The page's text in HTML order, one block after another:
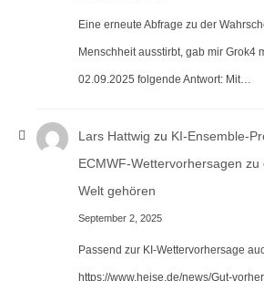
Eine erneute Abfrage zu der
Menschheit ausstirbt, gab mir Grok4
02.09.2025 folgende Antwort: Mit…
Lars Hattwig zu KI-Ensemble-
ECMWF-Wettervorhersagen
Welt gehören
September 2, 2025
Passend zur KI-Wettervorhersage
https://www.heise.de/news/Gut-